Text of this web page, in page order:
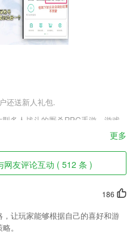
还送新人礼包.
多人战斗的厮杀RPG手游，游戏
里能够感受到正版授权的剧情，沉
崛起正式版v1.0.1魂环搭配，猎杀
挑战战斗，给你最刺激的斗罗大
吧。
默认登录，无需另外登录
安装，可以直接在软件内玩耍高品
更多
网友评论互动 ( 512 条 )
186
让玩家能够根据自己的喜好和游
。